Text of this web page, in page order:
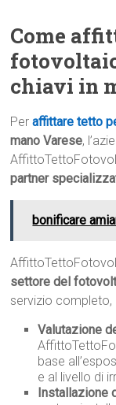
Come
chiavi in
Peraffittare tetto
mano Varese,
partner
bonificare
settore del
servizio completo,
Valutazione
base
e al livello di
Installazione